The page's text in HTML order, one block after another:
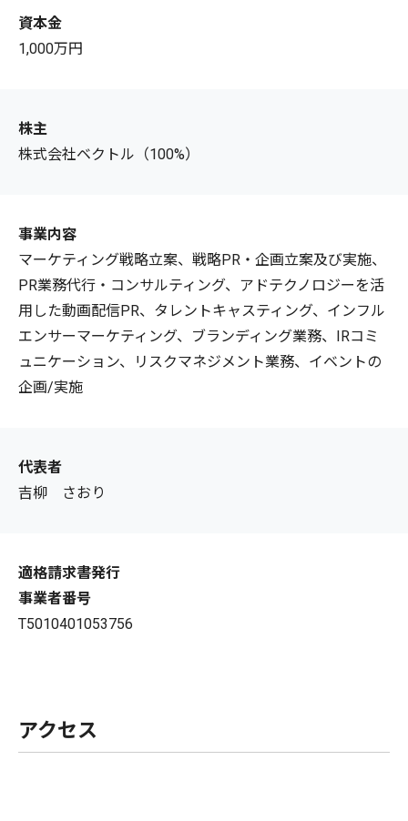
資本金
1,000万円
株主
株式会社ベクトル（100%）
事業内容
マーケティング戦略立案、戦略PR・企画立案及び実施、
PR業務代行・コンサルティング、アドテクノロジーを活
用した動画配信PR、タレントキャスティング、インフル
エンサーマーケティング、ブランディング業務、IRコミ
ュニケーション、リスクマネジメント業務、イベントの
企画/実施
代表者
吉柳 さおり
適格請求書発行
事業者番号
T5010401053756
アクセス